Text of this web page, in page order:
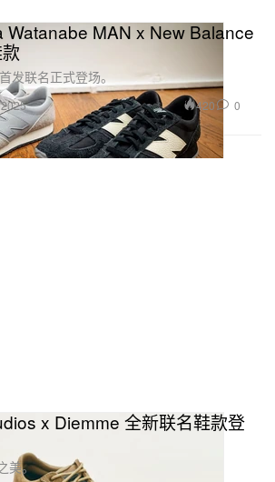
Watanabe MAN x New Balance
发联名正式登场。
420 0
x Diemme 全新联名鞋款登
美。